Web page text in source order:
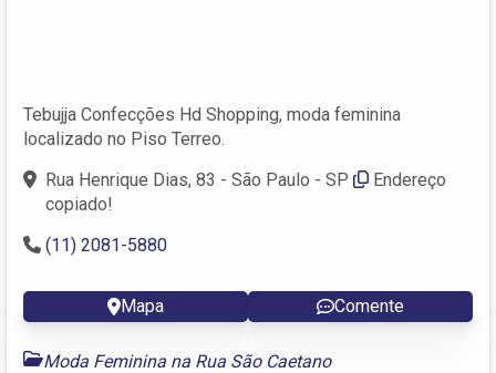
Tebujja Confecções Hd Shopping, moda feminina
localizado no Piso Terreo.
Rua Henrique Dias, 83 - São Paulo - SP
Endereço
copiado!
(11) 2081-5880
Mapa Comente
Moda Feminina na Rua São Caetano